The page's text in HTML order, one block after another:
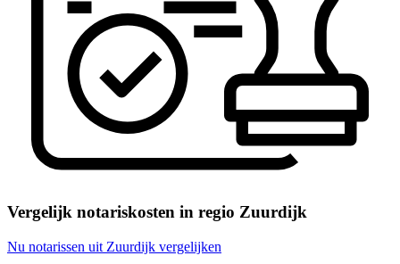
Vergelijk notariskosten in regio Zuurdijk
Nu notarissen uit Zuurdijk vergelijken